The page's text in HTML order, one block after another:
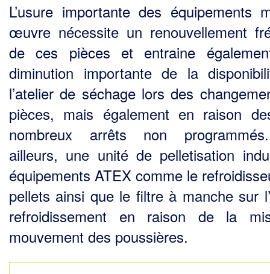
L’usure importante des équipements
œuvre nécessite un renouvellement
de ces pièces et entraine
diminution importante de la
l’atelier de séchage lors des
pièces, mais également en raison
nombreux arrêts non
ailleurs, une unité de pelletisation
équipements ATEX comme le
pellets ainsi que le filtre à manche sur
refroidissement en raison de la
mouvement des poussières.